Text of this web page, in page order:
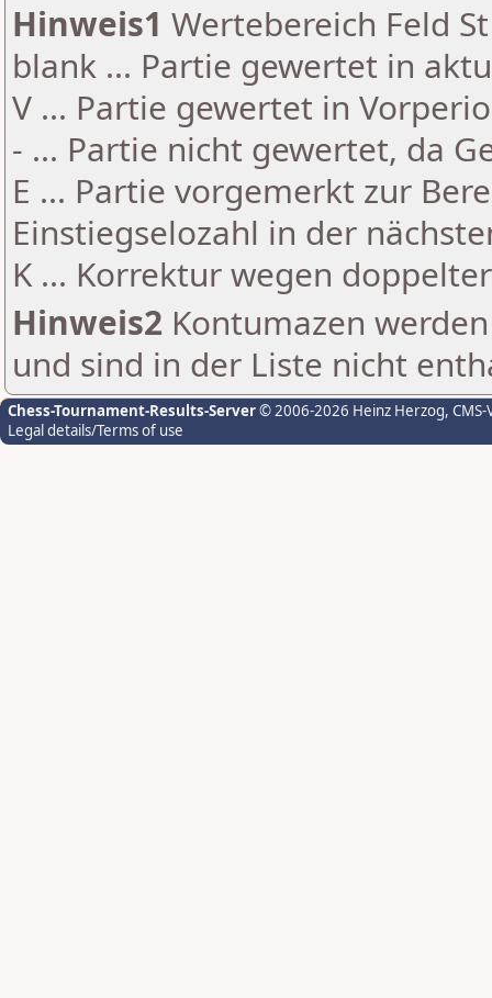
Hinweis1 Wertebereich Feld
blank ... Partie gewertet in
V ... Partie gewertet in
- ... Partie nicht gewertet, da
E ... Partie vorgemerkt zur
Einstiegselozahl in der
K ... Korrektur wegen
Hinweis2 Kontumazen
und sind in der Liste nicht
Chess-Tournament-Results-Server© 2006-2026 Heinz Herzog,
Legal details/Terms of use